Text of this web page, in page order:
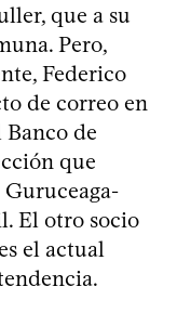
que a su
Pero,
Federico
de correo en
Banco de
que
El otro socio
el actual